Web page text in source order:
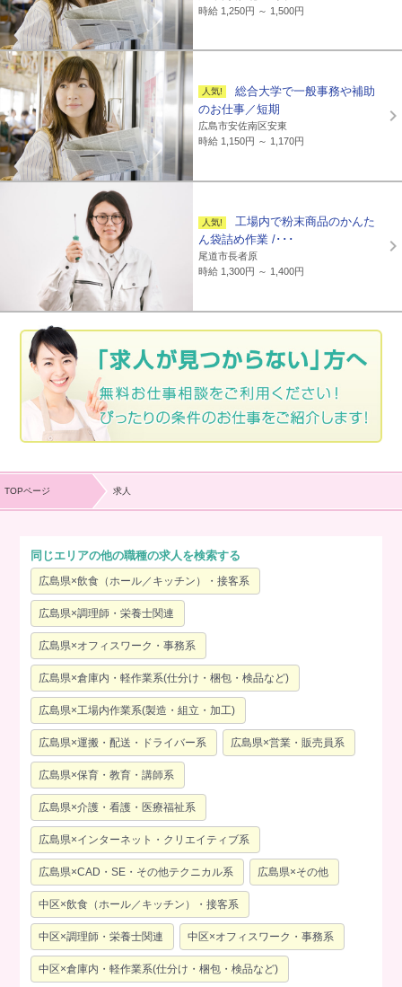
時給 1,250円 ～ 1,500円
総合大学で一般事務や補助
のお仕事／短期
広島市安佐南区安東
時給 1,150円 ～ 1,170円
工場内で粉末商品のかんた
ん袋詰め作業 /･･･
尾道市長者原
時給 1,300円 ～ 1,400円
TOPページ 求人
同じエリアの他の職種の求人を検索する
広島県×飲食（ホール／キッチン）・接客系
広島県×調理師・栄養士関連
広島県×オフィスワーク・事務系
広島県×倉庫内・軽作業系(仕分け・梱包・検品など)
広島県×工場内作業系(製造・組立・加工)
広島県×運搬・配送・ドライバー系 広島県×営業・販売員系
広島県×保育・教育・講師系
広島県×介護・看護・医療福祉系
広島県×インターネット・クリエイティブ系
広島県×CAD・SE・その他テクニカル系 広島県×その他
中区×飲食（ホール／キッチン）・接客系
中区×調理師・栄養士関連 中区×オフィスワーク・事務系
中区×倉庫内・軽作業系(仕分け・梱包・検品など)